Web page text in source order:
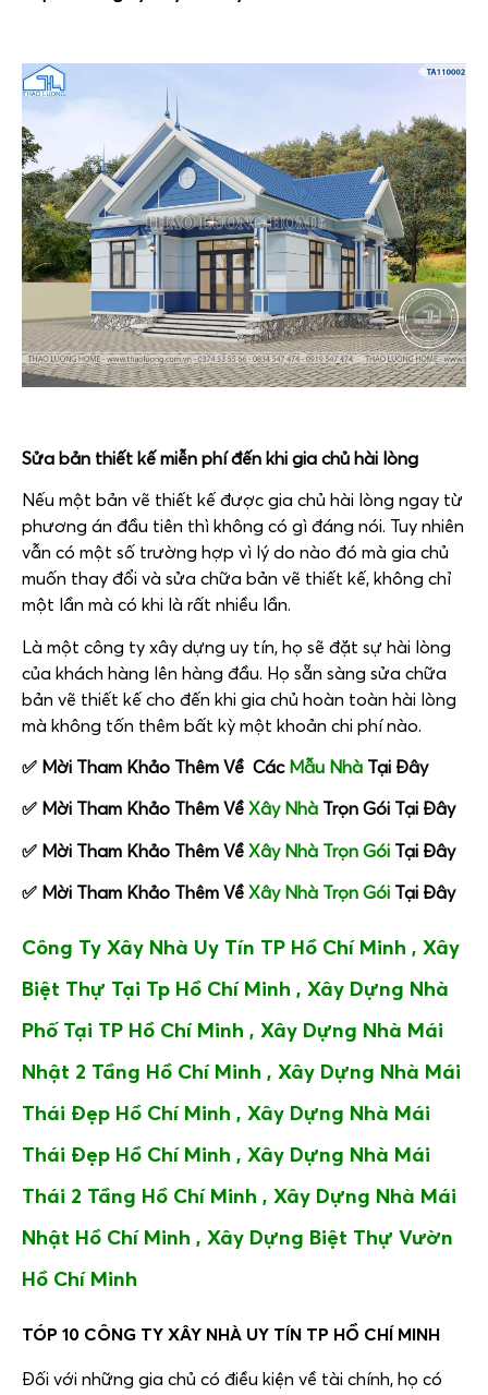
Sửa bản thiết kế miễn phí đến khi gia chủ hài lòng
Nếu một bản vẽ thiết kế được gia chủ hài lòng ngay từ
phương án đầu tiên thì không có gì đáng nói. Tuy nhiên
vẫn có một số trường hợp vì lý do nào đó mà gia chủ
muốn thay đổi và sửa chữa bản vẽ thiết kế, không chỉ
một lần mà có khi là rất nhiều lần.
Là một công ty xây dựng uy tín, họ sẽ đặt sự hài lòng
của khách hàng lên hàng đầu. Họ sẵn sàng sửa chữa
bản vẽ thiết kế cho đến khi gia chủ hoàn toàn hài lòng
mà không tốn thêm bất kỳ một khoản chi phí nào.
✅ Mời Tham Khảo Thêm Về Các Mẫu Nhà Tại Đây
✅ Mời Tham Khảo Thêm Về Xây Nhà Trọn Gói Tại Đây
✅ Mời Tham Khảo Thêm Về Xây Nhà Trọn Gói Tại Đây
✅ Mời Tham Khảo Thêm Về Xây Nhà Trọn Gói Tại Đây
Công Ty Xây Nhà Uy Tín TP Hồ Chí Minh , Xây
Biệt Thự Tại Tp Hồ Chí Minh , Xây Dựng Nhà
Phố Tại TP Hồ Chí Minh , Xây Dựng Nhà Mái
Nhật 2 Tầng Hồ Chí Minh , Xây Dựng Nhà Mái
Thái Đẹp Hồ Chí Minh , Xây Dựng Nhà Mái
Thái Đẹp Hồ Chí Minh , Xây Dựng Nhà Mái
Thái 2 Tầng Hồ Chí Minh , Xây Dựng Nhà Mái
Nhật Hồ Chí Minh , Xây Dựng Biệt Thự Vườn
Hồ Chí Minh
TÓP 10 CÔNG TY XÂY NHÀ UY TÍN TP HỒ CHÍ MINH
Đối với những gia chủ có điều kiện về tài chính, họ có